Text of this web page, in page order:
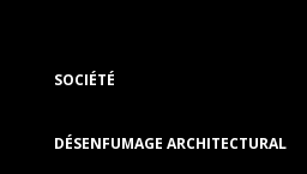
SOCIÉTÉ
DÉSENFUMAGE ARCHITECTURAL